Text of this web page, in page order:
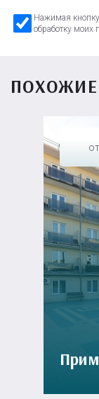
Нажимая кнопку
обработку моих
ПОХОЖИЕ
от